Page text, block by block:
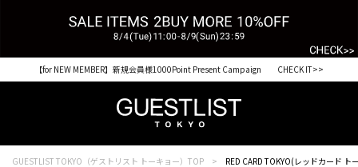
税込33,000円以上ご購入で送料無料 CHECK IT>>
【for NEW MEMBER】新規会員様1000Point Present Campaign CHECK IT>>
GUESTLIST TOKYO（ゲストリスト トーキョー）TOP RED CARD TOKYO(レッドカード ト